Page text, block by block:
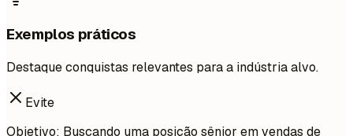
Exemplos práticos
Destaque conquistas relevantes para a indústria alvo.
Evite
Objetivo: Buscando uma posição sênior em vendas de